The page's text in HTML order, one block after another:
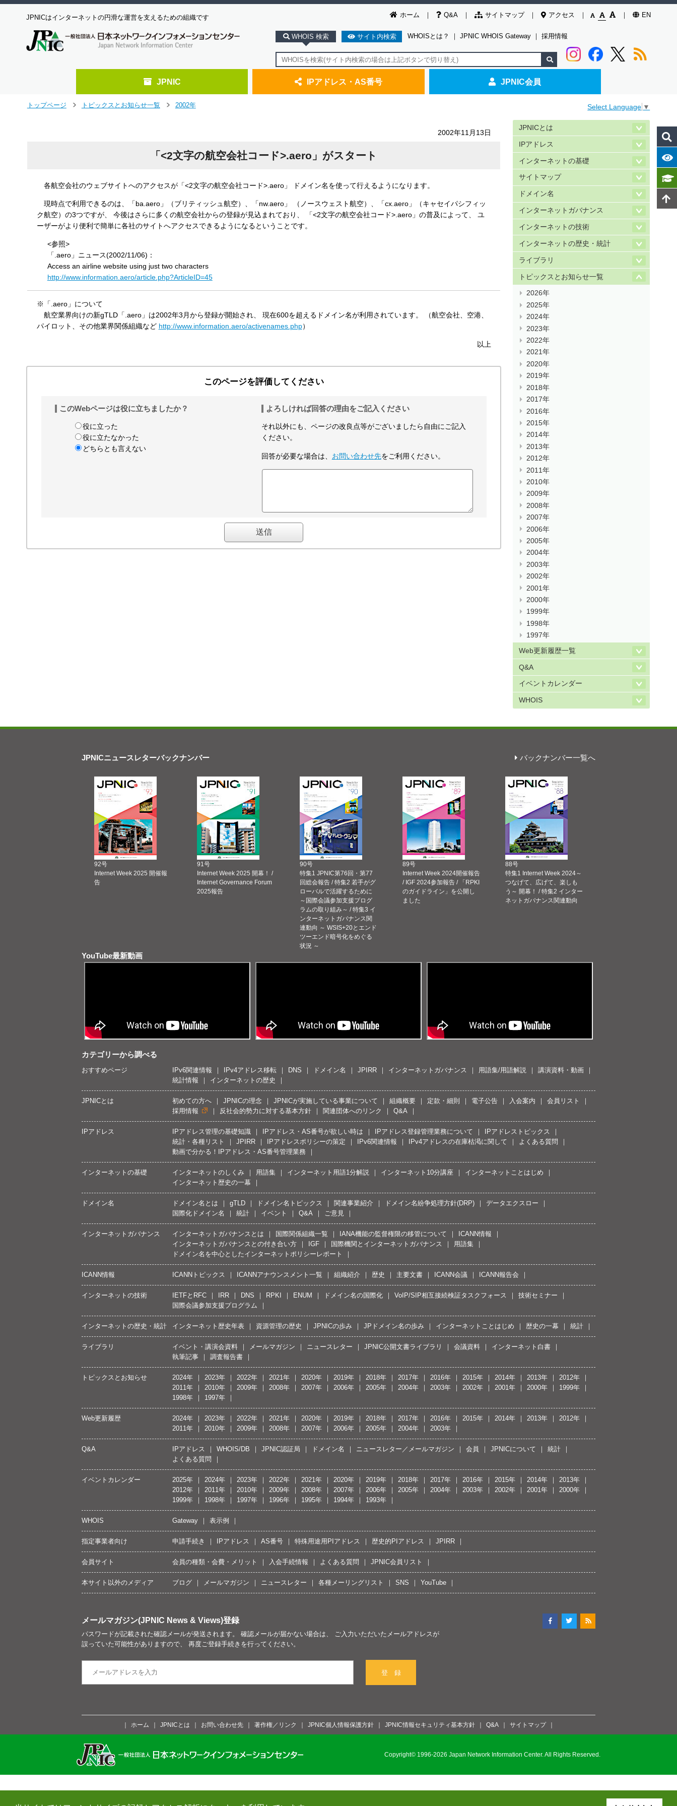
ホーム Q&A サイトマップ アクセス EN
JPNICはインターネットの円滑な運営を支えるための組織です
WHOIS 検索 サイト内検索 WHOISとは？ ｜ JPNIC WHOIS Gateway ｜ 採用情報
JPNIC IPアドレス・AS番号 JPNIC会員
トップページ
トピックスとお知らせ一覧
2002年 Select Language ▼
2002年11月13日
「<2文字の航空会社コード>.aero」がスタート
各航空会社のウェブサイトへのアクセスが「<2文字の航空会社コード>.aero」 ドメイン名を使って行えるようになります。
現時点で利用できるのは、「ba.aero」（ブリティッシュ航空）、「nw.aero」 （ノースウェスト航空）、「cx.aero」（キャセイパシフィッ
ク航空）の3つですが、 今後はさらに多くの航空会社からの登録が見込まれており、 「<2文字の航空会社コード>.aero」の普及によって、 ユ
ーザーがより便利で簡単に各社のサイトへアクセスできるようになるということです。
<参照>
「.aero」ニュース(2002/11/06)：
Access an airline website using just two characters
http://www.information.aero/article.php?ArticleID=45
※「.aero」について
航空業界向けの新gTLD「.aero」は2002年3月から登録が開始され、 現在600を超えるドメイン名が利用されています。 （航空会社、空港、
パイロット、その他業界関係組織など http://www.information.aero/activenames.php）
以上
JPNICとは
IPアドレス
インターネットの基礎
サイトマップ
ドメイン名
インターネットガバナンス
インターネットの技術
インターネットの歴史・統計
ライブラリ
トピックスとお知らせ一覧
2026年
2025年
2024年
2023年
2022年
2021年
2020年
2019年
2018年
2017年
2016年
2015年
2014年
2013年
2012年
2011年
2010年
2009年
2008年
2007年
2006年
2005年
2004年
2003年
2002年
2001年
2000年
1999年
1998年
1997年
Web更新履歴一覧
Q&A
イベントカレンダー
WHOIS
このページを評価してください
このWebページは役に立ちましたか？
役に立った
役に立たなかった
どちらとも言えない
よろしければ回答の理由をご記入ください
それ以外にも、ページの改良点等がございましたら自由にご記入
ください。
回答が必要な場合は、 お問い合わせ先をご利用ください。
JPNICニュースレターバックナンバー バックナンバー一覧へ
92号
Internet Week 2025 開催報
告
91号
Internet Week 2025 開幕！ /
Internet Governance Forum
2025報告
90号
特集1 JPNIC第76回・第77
回総会報告 / 特集2 若手がグ
ローバルで活躍するために
～国際会議参加支援プログ
ラムの取り組み～ / 特集3 イ
ンターネットガバナンス関
連動向 ～ WSIS+20とエンド
ツーエンド暗号化をめぐる
状況 ～
89号
Internet Week 2024開催報告
/ IGF 2024参加報告 / 「RPKI
のガイドライン」を公開し
ました
88号
特集1 Internet Week 2024～
つなげて、広げて、楽しも
う～ 開幕！ / 特集2 インター
ネットガバナンス関連動向
YouTube最新動画
カテゴリーから調べる
おすすめページ IPv6関連情報 IPv4アドレス移転 DNS ドメイン名 JPIRR インターネットガバナンス 用語集/用語解説
講演資料・動画
統計情報
インターネットの歴史
JPNICとは 初めての方へ JPNICの理念 JPNICが実施している事業について 組織概要 定款・細則 電子公告 入会案内
会員リスト
採用情報
反社会的勢力に対する基本方針 関連団体へのリンク Q&A
IPアドレス IPアドレス管理の基礎知識 IPアドレス・AS番号が欲しい時は IPアドレス登録管理業務について
IPアドレストピックス
統計・各種リスト
JPIRR IPアドレスポリシーの策定 IPv6関連情報 IPv4アドレスの在庫枯渇に関して
よくある質問
動画で分かる！IPアドレス・AS番号管理業務
インターネットの基礎 インターネットのしくみ 用語集 インターネット用語1分解説 インターネット10分講座
インターネットことはじめ
インターネット歴史の一幕
ドメイン名 ドメイン名とは gTLD ドメイン名トピックス 関連事業紹介 ドメイン名紛争処理方針(DRP)
データエクスロー
国際化ドメイン名
統計 イベント Q&A ご意見
インターネットガバナンス インターネットガバナンスとは 国際関係組織一覧 IANA機能の監督権限の移管について
ICANN情報
インターネットガバナンスとの付き合い方
IGF 国際機関とインターネットガバナンス
用語集
ドメイン名を中心としたインターネットポリシーレポート
ICANN情報 ICANNトピックス ICANNアナウンスメント一覧 組織紹介 歴史 主要文書 ICANN会議 ICANN報告会
インターネットの技術 IETFとRFC IRR DNS RPKI ENUM ドメイン名の国際化 VoIP/SIP相互接続検証タスクフォース
技術セミナー
国際会議参加支援プログラム
インターネットの歴史・統計 インターネット歴史年表 資源管理の歴史 JPNICの歩み JPドメイン名の歩み インターネットことはじめ 歴史の一幕 統計
ライブラリ イベント・講演会資料 メールマガジン ニュースレター JPNIC公開文書ライブラリ 会議資料
インターネット白書
執筆記事
調査報告書
トピックスとお知らせ 2024年 2023年 2022年 2021年 2020年 2019年 2018年 2017年 2016年 2015年 2014年 2013年
2012年
2011年
2010年 2009年 2008年 2007年 2006年 2005年 2004年 2003年 2002年 2001年 2000年
1999年
1998年
1997年
Web更新履歴 2024年 2023年 2022年 2021年 2020年 2019年 2018年 2017年 2016年 2015年 2014年 2013年
2012年
2011年
2010年 2009年 2008年 2007年 2006年 2005年 2004年 2003年
Q&A IPアドレス WHOIS/DB JPNIC認証局 ドメイン名 ニュースレター／メールマガジン 会員 JPNICについて
統計
よくある質問
イベントカレンダー 2025年 2024年 2023年 2022年 2021年 2020年 2019年 2018年 2017年 2016年 2015年 2014年
2013年
2012年
2011年 2010年 2009年 2008年 2007年 2006年 2005年 2004年 2003年 2002年 2001年
2000年
1999年
1998年 1997年 1996年 1995年 1994年 1993年
WHOIS Gateway 表示例
指定事業者向け 申請手続き IPアドレス AS番号 特殊用途用PIアドレス 歴史的PIアドレス JPIRR
会員サイト 会員の種類・会費・メリット 入会手続情報 よくある質問 JPNIC会員リスト
本サイト以外のメディア ブログ メールマガジン ニュースレター 各種メーリングリスト SNS YouTube
メールマガジン(JPNIC News & Views)登録
パスワードが記載された確認メールが発送されます。 確認メールが届かない場合は、 ご入力いただいたメールアドレスが
誤っていた可能性がありますので、 再度ご登録手続きを行ってください。
登 録
ホーム JPNICとは お問い合わせ先 著作権／リンク JPNIC個人情報保護方針 JPNIC情報セキュリティ基本方針 Q&A サイトマップ
Copyright© 1996-2026 Japan Network Information Center. All Rights Reserved.